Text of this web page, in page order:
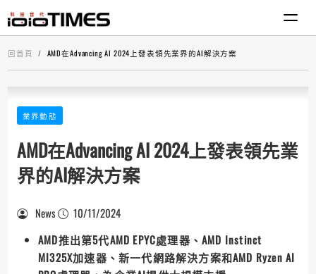
回首頁 AMD在Advancing AI 2024上發表領先業界的AI解決方案
業界動態
AMD在Advancing AI 2024上發表領先業
界的AI解決方案
News
10/11/2024
AMD推出第5代AMD EPYC處理器、AMD Instinct
MI325X加速器、新一代網路解決方案和AMD Ryzen AI